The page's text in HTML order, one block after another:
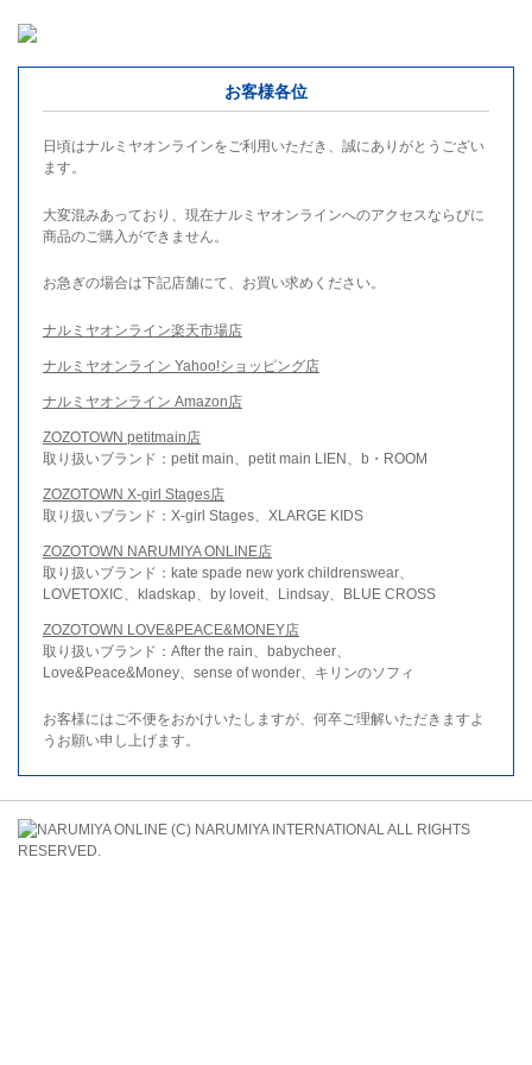
お客様各位
日頃はナルミヤオンラインをご利用いただき、誠にありがとうござい
ます。
大変混みあっており、現在ナルミヤオンラインへのアクセスならびに
商品のご購入ができません。
お急ぎの場合は下記店舗にて、お買い求めください。
ナルミヤオンライン楽天市場店
ナルミヤオンライン Yahoo!ショッピング店
ナルミヤオンライン Amazon店
ZOZOTOWN petitmain店
取り扱いブランド：petit main、petit main LIEN、b・ROOM
ZOZOTOWN X-girl Stages店
取り扱いブランド：X-girl Stages、XLARGE KIDS
ZOZOTOWN NARUMIYA ONLINE店
取り扱いブランド：kate spade new york childrenswear、
LOVETOXIC、kladskap、by loveit、Lindsay、BLUE CROSS
ZOZOTOWN LOVE&PEACE&MONEY店
取り扱いブランド：After the rain、babycheer、
Love&Peace&Money、sense of wonder、キリンのソフィ
お客様にはご不便をおかけいたしますが、何卒ご理解いただきますよ
うお願い申し上げます。